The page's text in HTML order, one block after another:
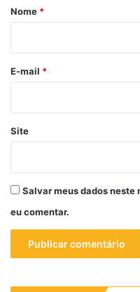
r
*
Nome *
E-mail *
Site
Salvar meus dados neste
eu comentar.